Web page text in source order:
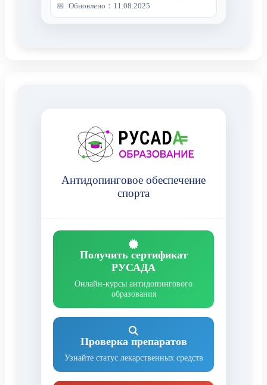
Обновлено：11.08.2025
Антидопинговое обеспечение
спорта
Получить сертификат
РУСАДА
Онлайн-курсы антидопингового
образования
Проверка препаратов
Узнайте статус лекарственных средств